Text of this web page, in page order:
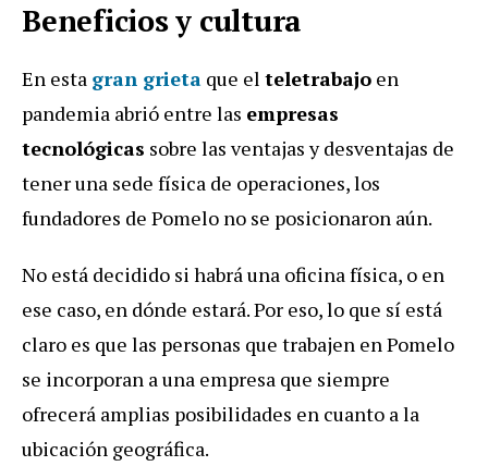
Beneficios y cultura
En esta gran grieta que el teletrabajo en
pandemia abrió entre las empresas
tecnológicas sobre las ventajas y desventajas de
tener una sede física de operaciones, los
fundadores de Pomelo no se posicionaron aún.
No está decidido si habrá una oficina física, o en
ese caso, en dónde estará. Por eso, lo que sí está
claro es que las personas que trabajen en Pomelo
se incorporan a una empresa que siempre
ofrecerá amplias posibilidades en cuanto a la
ubicación geográfica.